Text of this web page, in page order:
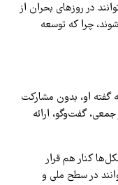
آن‌وقت می‌توانند در روزهای بحران از
چرا که توسعه
او، بدون مشارکت
گفت‌وگو، ارائه
کنار هم قرار
در سطح ملی و